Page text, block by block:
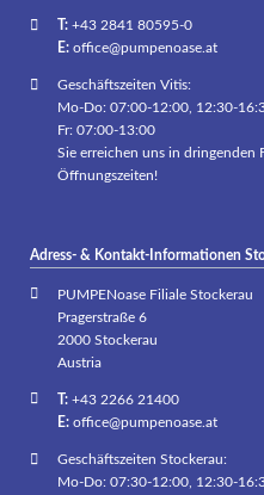
T:+43 2841 80595-0
E: office@pumpenoase.at
Geschäftszeiten Vitis:
Mo-Do: 07:00-12:00, 12:30-
Fr: 07:00-13:00
Sie erreichen uns in dringenden
Öffnungszeiten!
Adress- & Kontakt-Informationen
PUMPENoase Filiale Stockerau
Pragerstraße 6
2000 Stockerau
Austria
T:+43 2266 21400
E: office@pumpenoase.at
Geschäftszeiten Stockerau:
Mo-Do: 07:30-12:00, 12:30-